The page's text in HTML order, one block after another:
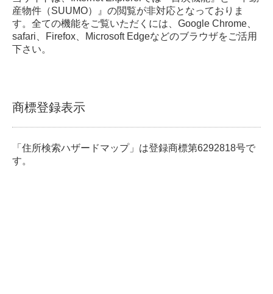
産物件（SUUMO）』の閲覧が非対応となっておりま
す。全ての機能をご覧いただくには、Google Chrome、
safari、Firefox、Microsoft Edgeなどのブラウザをご活用
下さい。
商標登録表示
「住所検索ハザードマップ」は登録商標第6292818号で
す。